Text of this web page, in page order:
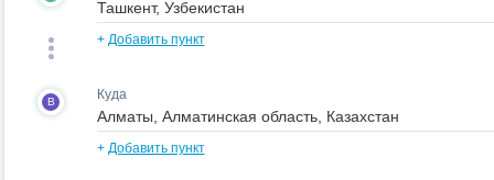
+ Добавить пункт
B Куда
+ Добавить пункт